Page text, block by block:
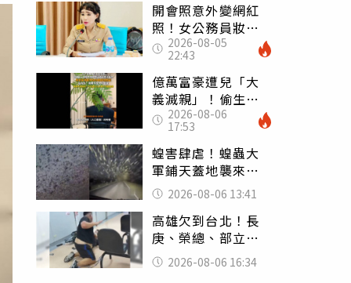
開會照意外變網紅
照！女公務員妝容
掀2千則留言 本人
怒嗆：化妝有錯嗎
2026-08-05
22:43
億萬富豪遭兒「大
義滅親」！偷生子
怕曝光 竟盜鄰居
身份辦假證落戶
2026-08-06
17:53
蝗害肆虐！蝗蟲大
軍鋪天蓋地襲來宛
如末日 網驚：聖
經十災
2026-08-06 13:41
高雄欠到台北！長
庚、榮總、部立醫
院都受害 「醫療
暴力男」離譜紀錄
2026-08-06 16:34